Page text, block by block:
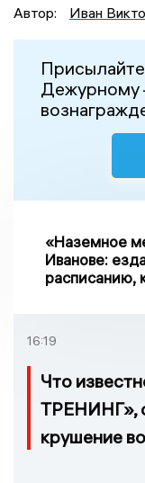
Автор:
Иван
Дежурному
«Наземное
Иванове:
расписанию,
16:19
Что
ТРЕНИНГ»,
крушение